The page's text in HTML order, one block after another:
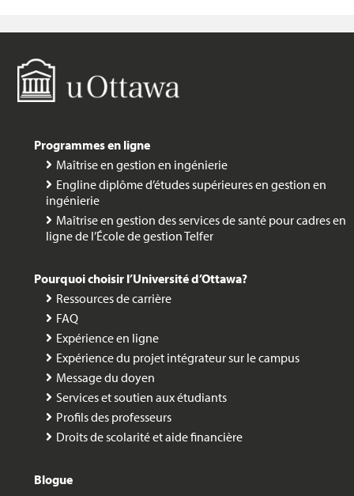
Programmes en ligne
Maîtrise en gestion en ingénierie
Engline diplôme d’études supérieures en gestion en
ingénierie
Maîtrise en gestion des services de santé pour cadres en
ligne de l’École de gestion Telfer
Pourquoi choisir l’Université d’Ottawa?
Ressources de carrière
FAQ
Expérience en ligne
Expérience du projet intégrateur sur le campus
Message du doyen
Services et soutien aux étudiants
Profils des professeurs
Droits de scolarité et aide financière
Blogue